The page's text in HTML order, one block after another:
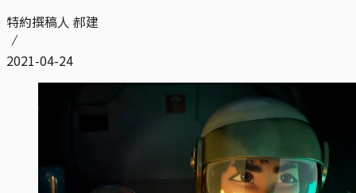
特約撰稿人 郝建
2021-04-24